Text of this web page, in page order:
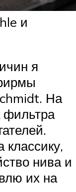
и
я
На
фильтра
классику,
нива и
их на